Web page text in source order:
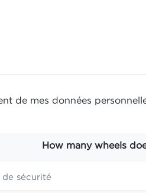
de mes données
How many wheels